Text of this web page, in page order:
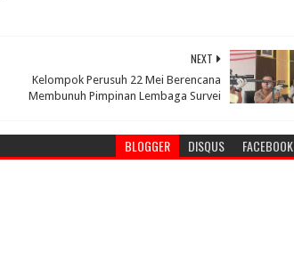
NEXT
Kelompok Perusuh 22 Mei Berencana
Membunuh Pimpinan Lembaga Survei
BLOGGER DISQUS FACEBOOK